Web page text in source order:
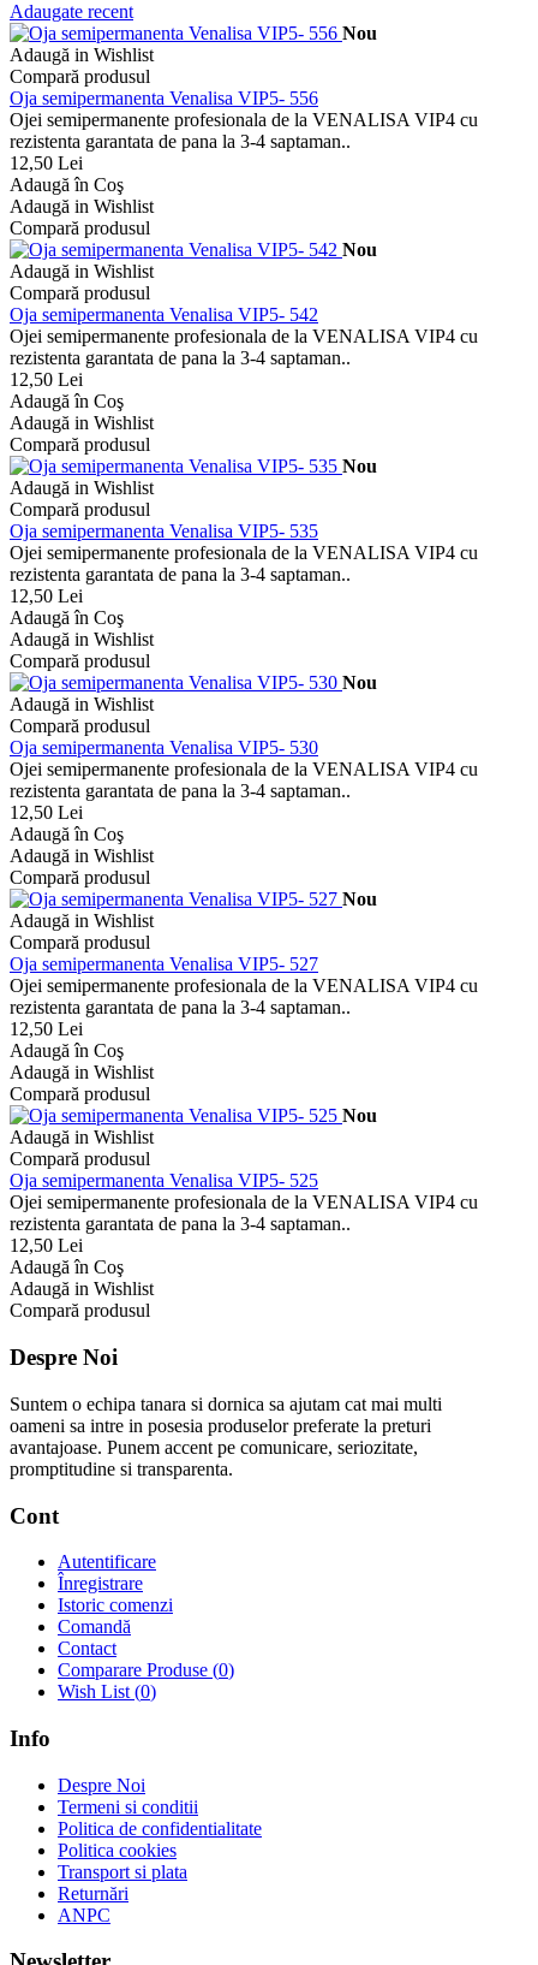
Adaugate recent
Nou
Adaugă in Wishlist
Compară produsul
Oja semipermanenta Venalisa VIP5- 556
Ojei semipermanente profesionala de la VENALISA VIP4 cu
rezistenta garantata de pana la 3-4 saptaman..
12,50 Lei
Adaugă în Coş
Adaugă in Wishlist
Compară produsul
Nou
Adaugă in Wishlist
Compară produsul
Oja semipermanenta Venalisa VIP5- 542
Ojei semipermanente profesionala de la VENALISA VIP4 cu
rezistenta garantata de pana la 3-4 saptaman..
12,50 Lei
Adaugă în Coş
Adaugă in Wishlist
Compară produsul
Nou
Adaugă in Wishlist
Compară produsul
Oja semipermanenta Venalisa VIP5- 535
Ojei semipermanente profesionala de la VENALISA VIP4 cu
rezistenta garantata de pana la 3-4 saptaman..
12,50 Lei
Adaugă în Coş
Adaugă in Wishlist
Compară produsul
Nou
Adaugă in Wishlist
Compară produsul
Oja semipermanenta Venalisa VIP5- 530
Ojei semipermanente profesionala de la VENALISA VIP4 cu
rezistenta garantata de pana la 3-4 saptaman..
12,50 Lei
Adaugă în Coş
Adaugă in Wishlist
Compară produsul
Nou
Adaugă in Wishlist
Compară produsul
Oja semipermanenta Venalisa VIP5- 527
Ojei semipermanente profesionala de la VENALISA VIP4 cu
rezistenta garantata de pana la 3-4 saptaman..
12,50 Lei
Adaugă în Coş
Adaugă in Wishlist
Compară produsul
Nou
Adaugă in Wishlist
Compară produsul
Oja semipermanenta Venalisa VIP5- 525
Ojei semipermanente profesionala de la VENALISA VIP4 cu
rezistenta garantata de pana la 3-4 saptaman..
12,50 Lei
Adaugă în Coş
Adaugă in Wishlist
Compară produsul
Despre Noi
Suntem o echipa tanara si dornica sa ajutam cat mai multi
oameni sa intre in posesia produselor preferate la preturi
avantajoase. Punem accent pe comunicare, seriozitate,
promptitudine si transparenta.
Cont
Autentificare
Înregistrare
Istoric comenzi
Comandă
Contact
Comparare Produse (0)
Wish List (0)
Info
Despre Noi
Termeni si conditii
Politica de confidentialitate
Politica cookies
Transport si plata
Returnări
ANPC